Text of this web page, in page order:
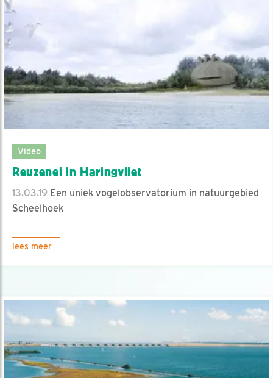
Video
Reuzenei in Haringvliet
13.03.19 Een uniek vogelobservatorium in natuurgebied
Scheelhoek
lees meer